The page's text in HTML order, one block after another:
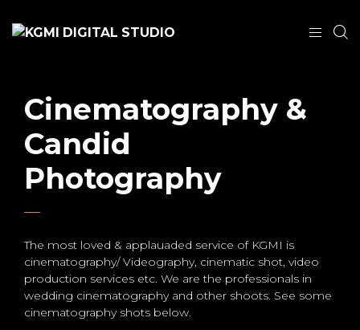
Cinematography &
Candid
Photography
The most loved & applauaded service of KGMI is
cinematography/ Videography, cinematic shot, video
production services etc. We are the professionals in
wedding cinematography and other shoots. See some
cinematography shots below.